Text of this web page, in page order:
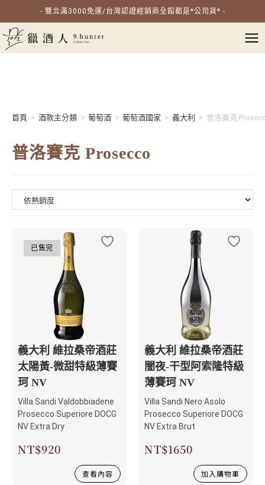
- 雙北滿3000免運/台灣認證經銷商全館都是*公司貨* -
首頁 > 酒款主分類 > 葡萄酒 > 葡萄酒國家 > 義大利 > 普洛賽克
普洛賽克 Prosecco
已售完
義大利 維拉桑帝酒莊
太陽黃-微甜特級薄賽
珂 NV
Villa Sandi Valdobbiadene
Prosecco Superiore DOCG
NV Extra Dry
NT$920
查看內容
義大利 維拉桑帝酒莊
闇夜-干型阿索隆特級
薄賽珂 NV
Villa Sandi Nero Asolo
Prosecco Superiore DOCG
NV Extra Brut
NT$1650
加入購物車